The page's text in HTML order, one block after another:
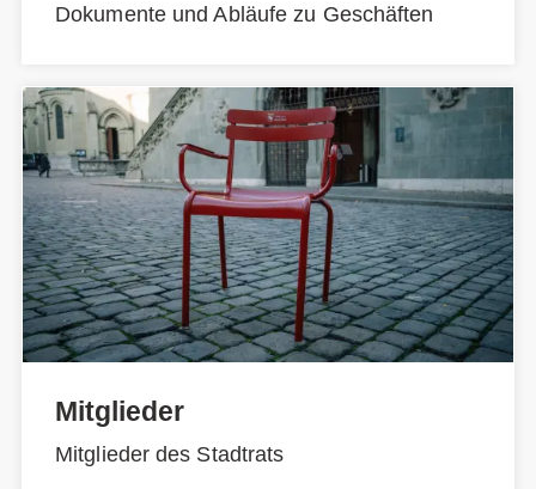
Dokumente und Abläufe zu Geschäften
Mitglieder
Mitglieder des Stadtrats